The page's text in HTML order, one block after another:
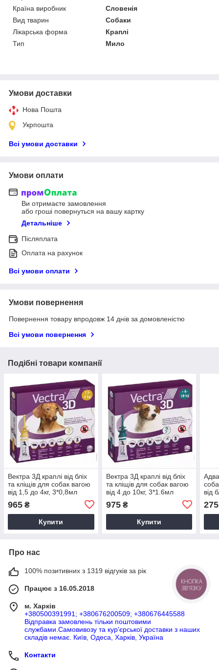
Країна виробник
Словенія
Вид тварин
Собаки
Лікарська форма
Краплі
Тип
Мило
Умови доставки
Нова Пошта
Укрпошта
Всі умови доставки
Умови оплати
Ви отримаєте замовлення
або гроші повернуться на вашу картку
Детальніше
Післяплата
Оплата на рахунок
Всі умови оплати
Умови повернення
Повернення товару впродовж 14 днів за домовленістю
Всі умови повернення
Подібні товари компанії
Вектра 3Д краплі від бліх
та кліщів для собак вагою
від 1,5 до 4кг, 3*0,8мл
965 ₴
Купити
Вектра 3Д краплі від бліх
та кліщів для собак вагою
від 4 до 10кг, 3*1.6мл
975₴
Купити
від
275
Про нас
100% позитивних з 1319 відгуків за рік
Працює з 16.05.2018
м. Харків
+380500391991; +380676200509; +380676445588
Відправка замовлень тільки поштовими
службами.Самовивозу та кур'єрської доставки з наших
складів немає. Київ, Одеса, Харків, Україна
Контакти
КНОПКА
ЗВ'ЯЗКУ